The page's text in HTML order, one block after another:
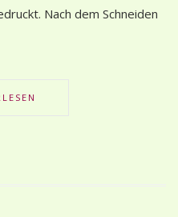
Nach dem Schneiden